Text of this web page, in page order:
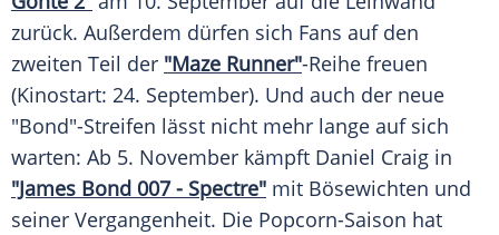
zurück. Außerdem dürfen sich Fans auf den
zweiten Teil der "Maze Runner"-Reihe freuen
(Kinostart: 24. September). Und auch der neue
"Bond"-Streifen lässt nicht mehr lange auf sich
warten: Ab 5. November kämpft Daniel Craig in
"James Bond 007 - Spectre" mit Bösewichten und
seiner Vergangenheit. Die Popcorn-Saison hat